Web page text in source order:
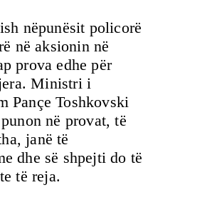
nëpunësit policorë
në aksionin në
prova edhe për
Ministri i
Pançe Toshkovski
në provat, të
janë të
dhe së shpejti do të
të reja.